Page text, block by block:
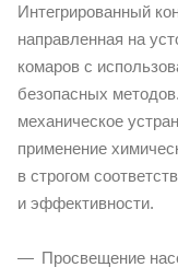
Интегрированный
направленная на
комаров с
безопасных
механическое
применение
в строгом
и эффективности.
Просвещение